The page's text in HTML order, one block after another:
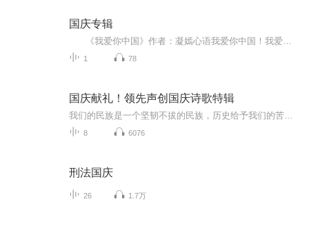
国庆专辑
1 78
国庆献礼！领先声创国庆诗歌特辑
8 6076
刑法国庆
26 1.7万